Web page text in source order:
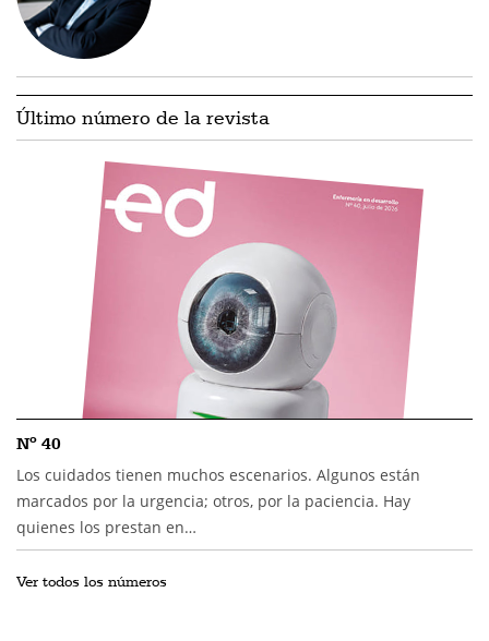
Último número de la revista
Nº 40
Los cuidados tienen muchos escenarios. Algunos están
marcados por la urgencia; otros, por la paciencia. Hay
quienes los prestan en…
Ver todos los números